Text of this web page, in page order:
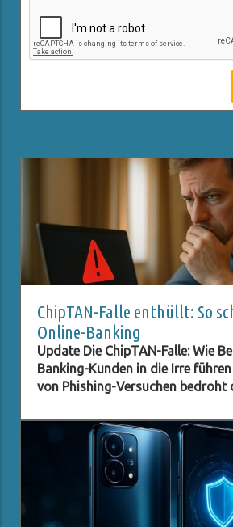
ChipTAN-Falle enthüllt: So
Online-Banking
Update Die ChipTAN-Falle: Wie
Banking-Kunden in die Irre führen
von Phishing-Versuchen bedroht
offizielle Institutionen und
gefälschte E-Mails an sensible
gelangen. In diesem Fall wird ein
ChipTAN-Update als Aufhänger
unsuspecting Kunden auf eine
Website zu locken. Diese